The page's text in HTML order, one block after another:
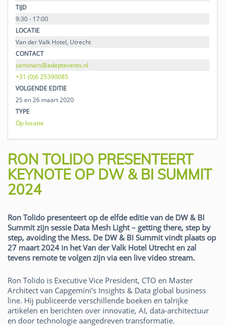
TIJD
9:30 - 17:00
LOCATIE
Van der Valk Hotel, Utrecht
CONTACT
seminars@adeptevents.nl
+31 (0)6 25390085
VOLGENDE EDITIE
25 en 26 maart 2020
TYPE
Op locatie
RON TOLIDO PRESENTEERT
KEYNOTE OP DW & BI SUMMIT
2024
Ron Tolido presenteert op de elfde editie van de DW & BI
Summit zijn sessie Data Mesh Light – getting there, step by
step, avoiding the Mess. De DW & BI Summit vindt plaats op
27 maart 2024 in het Van der Valk Hotel Utrecht en zal
tevens remote te volgen zijn via een live video stream.
Ron Tolido is Executive Vice President, CTO en Master
Architect van Capgemini’s Insights & Data global business
line. Hij publiceerde verschillende boeken en talrijke
artikelen en berichten over innovatie, AI, data-architectuur
en door technologie aangedreven transformatie.